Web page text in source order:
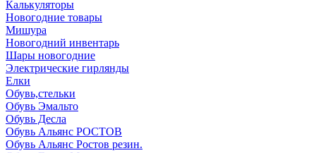
Калькуляторы
Новогодние товары
Мишура
Новогодний инвентарь
Шары новогодние
Электрические гирлянды
Елки
Обувь,стельки
Обувь Эмальто
Обувь Десла
Обувь Альянс РОСТОВ
Обувь Альянс Ростов резин.